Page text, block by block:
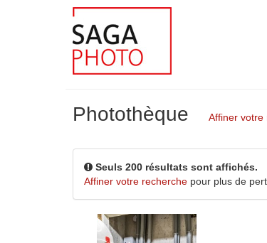
Photothèque Affiner votre
Seuls 200 résultats sont affichés.
Affiner votre recherche pour plus de